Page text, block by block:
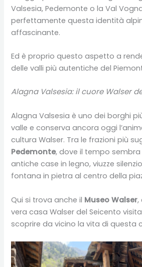
Valsesia, Pedemonte o la Val
perfettamente questa identità
affascinante.
Ed è proprio questo aspetto a
delle valli più autentiche del
Alagna Valsesia: il cuore Walser
Alagna Valsesia è uno dei borghi
valle e conserva ancora oggi
cultura Walser. Tra le frazioni più
Pedemonte, dove il tempo
antiche case in legno, viuzze
fontana in pietra al centro della
Qui si trova anche il Museo Walser,
vera casa Walser del Seicento
scoprire da vicino la vita di questa